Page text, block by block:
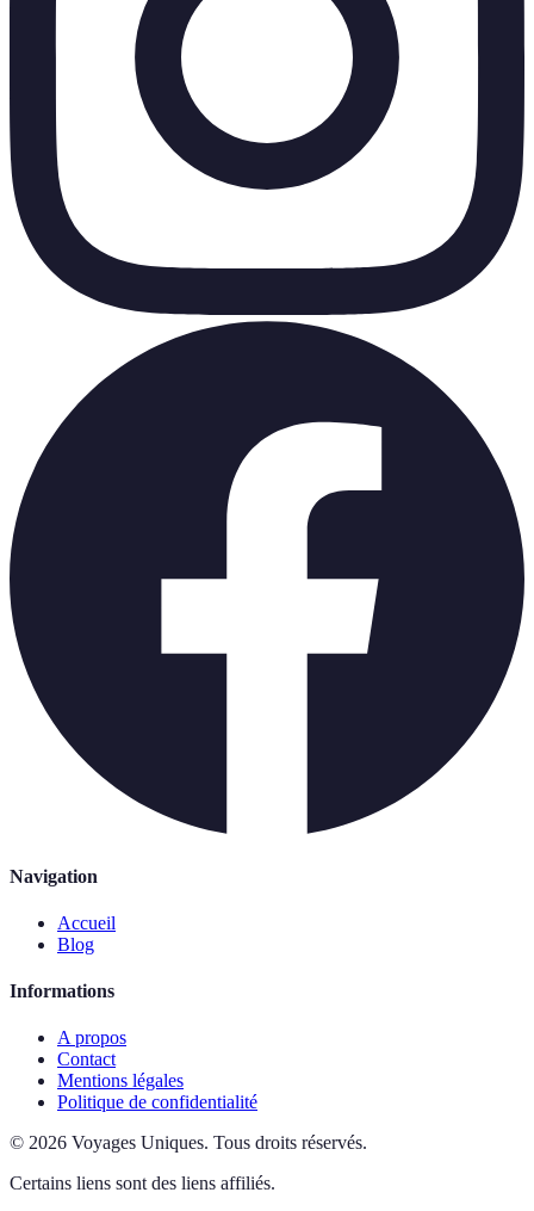
Navigation
Accueil
Blog
Informations
A propos
Contact
Mentions légales
Politique de confidentialité
© 2026 Voyages Uniques. Tous droits réservés.
Certains liens sont des liens affiliés.